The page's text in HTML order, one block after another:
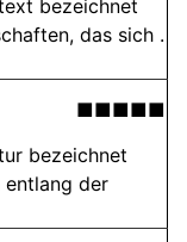
bezeichnet
das sich .
■■■■■
bezeichnet
entlang der